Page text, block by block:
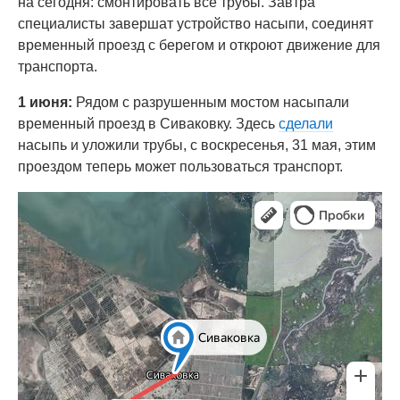
специалисты завершат устройство насыпи, соединят
временный проезд с берегом и откроют движение для
транспорта.
1 июня: Рядом с разрушенным мостом насыпали
временный проезд в Сиваковку. Здесь сделали
насыпь и уложили трубы, с воскресенья, 31 мая, этим
проездом теперь может пользоваться транспорт.